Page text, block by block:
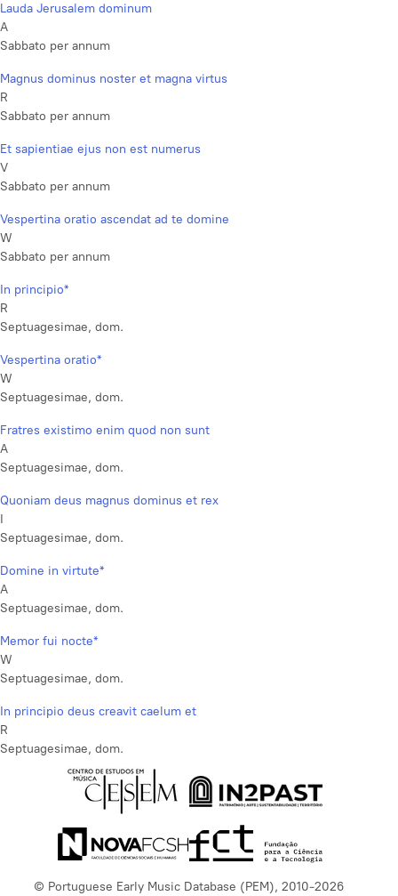
Lauda Jerusalem dominum
A
Sabbato per annum
Magnus dominus noster et magna virtus
R
Sabbato per annum
Et sapientiae ejus non est numerus
V
Sabbato per annum
Vespertina oratio ascendat ad te domine
W
Sabbato per annum
In principio*
R
Septuagesimae, dom.
Vespertina oratio*
W
Septuagesimae, dom.
Fratres existimo enim quod non sunt
A
Septuagesimae, dom.
Quoniam deus magnus dominus et rex
I
Septuagesimae, dom.
Domine in virtute*
A
Septuagesimae, dom.
Memor fui nocte*
W
Septuagesimae, dom.
In principio deus creavit caelum et
R
Septuagesimae, dom.
© Portuguese Early Music Database (PEM), 2010-2026